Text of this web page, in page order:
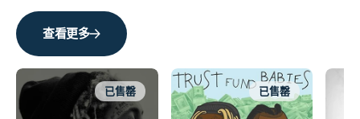
查看更多
已售罄 已售罄